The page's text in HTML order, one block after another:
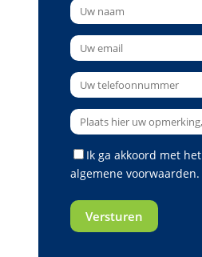
Ik ga akkoord met het
algemene voorwaarden.